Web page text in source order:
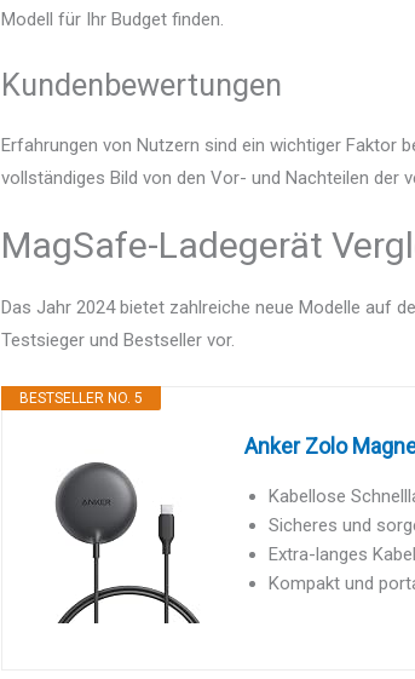
Modell für Ihr Budget finden.
Kundenbewertungen
Erfahrungen von Nutzern sind ein wichtiger Faktor
vollständiges Bild von den Vor- und Nachteilen der
MagSafe-Ladegerät
Das Jahr 2024 bietet zahlreiche neue Modelle auf
Testsieger und Bestseller vor.
BESTSELLER NO. 5
Anker Zolo
Kabellose
Sicheres und
Extra-langes
Kompakt und